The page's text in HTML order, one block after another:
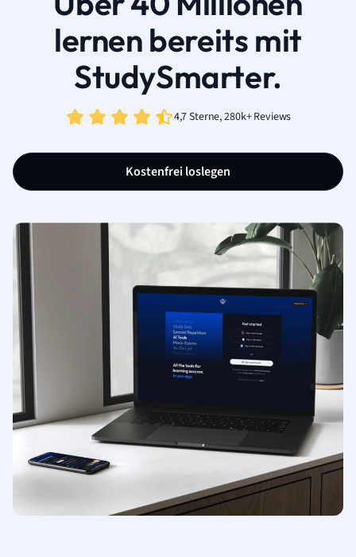
lernen bereits mit
StudySmarter.
4,7 Sterne, 280k+ Reviews
Kostenfrei loslegen